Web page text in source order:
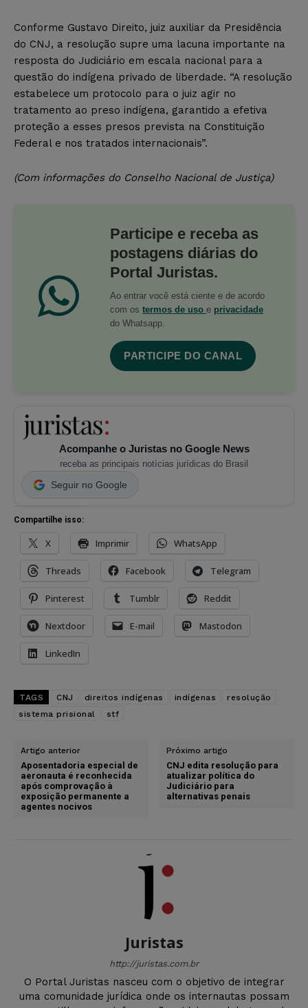
Conforme Gustavo Direito, juiz auxiliar da Presidência
do CNJ, a resolução supre uma lacuna importante na
resposta do Judiciário em escala nacional para a
questão do indígena privado de liberdade. “A resolução
estabelece um protocolo para o juiz agir no
tratamento ao preso indígena, garantido a efetiva
proteção a esses presos prevista na Constituição
Federal e nos tratados internacionais”.
(Com informações do Conselho Nacional de Justiça)
Participe e receba as
postagens diárias do
Portal Juristas.
Ao entrar você está ciente e de acordo
com os termos de uso e privacidade
do Whatsapp.
PARTICIPE DO CANAL
Acompanhe o Juristas no Google News
receba as principais notícias jurídicas do Brasil
Seguir no Google
Compartilhe isso:
X Imprimir WhatsApp
Threads Facebook Telegram
Pinterest Tumblr Reddit
Nextdoor E-mail Mastodon
LinkedIn
TAGS CNJ direitos indígenas indígenas
resolução
sistema prisional
stf
Artigo anterior
Aposentadoria especial de
aeronauta é reconhecida
após comprovação à
exposição permanente a
agentes nocivos
Próximo artigo
CNJ edita resolução para
atualizar política do
Judiciário para
alternativas penais
Juristas
http://juristas.com.br
O Portal Juristas nasceu com o objetivo de integrar
uma comunidade jurídica onde os internautas possam